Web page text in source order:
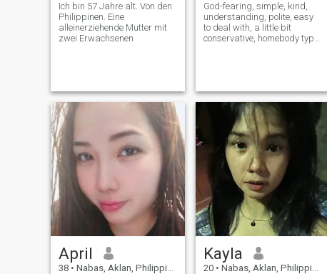
Ich bin 57 Jahre alt. Von den
Philippinen. Eine
alleinerziehende Mutter mit
zwei Erwachsenen
God-fearing, simple, kind,
understanding, polite, easy
to deal with, a little bit
conservative, homebody type
April
38 • Nabas, Aklan, Philippinen
Kayla
20 • Nabas, Aklan, Philippinen